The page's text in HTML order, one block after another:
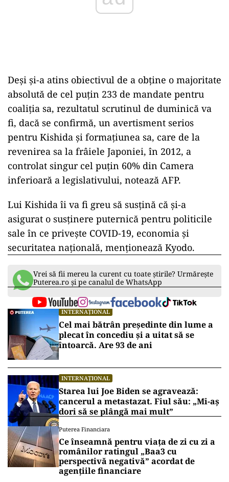
Deşi şi-a atins obiectivul de a obţine o majoritate
absolută de cel puţin 233 de mandate pentru
coaliţia sa, rezultatul scrutinul de duminică va
fi, dacă se confirmă, un avertisment serios
pentru Kishida şi formaţiunea sa, care de la
revenirea sa la frâiele Japoniei, în 2012, a
controlat singur cel puţin 60% din Camera
inferioară a legislativului, notează AFP.
Lui Kishida îi va fi greu să susţină că şi-a
asigurat o susţinere puternică pentru politicile
sale în ce priveşte COVID-19, economia şi
securitatea naţională, menţionează Kyodo.
Vrei să fii mereu la curent cu toate știrile? Urmărește
Puterea.ro și pe canalul de WhatsApp
INTERNAȚIONAL
Cel mai bătrân președinte din lume a
plecat în concediu și a uitat să se
întoarcă. Are 93 de ani
INTERNAȚIONAL
Starea lui Joe Biden se agravează:
cancerul a metastazat. Fiul său: „Mi-aș
dori să se plângă mai mult”
Puterea Financiara
Ce înseamnă pentru viața de zi cu zi a
românilor ratingul „Baa3 cu
perspectivă negativă” acordat de
agențiile financiare